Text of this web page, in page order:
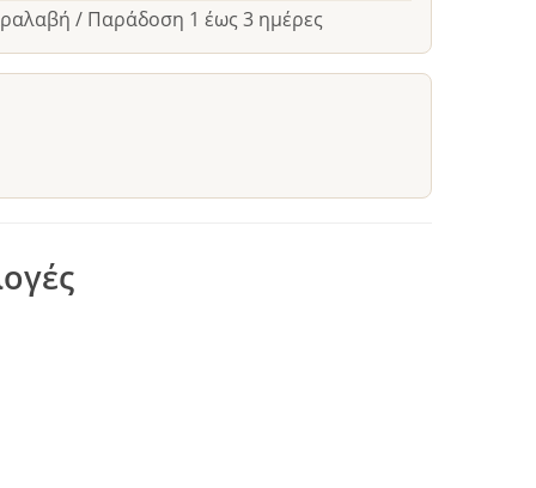
/ Παράδοση 1 έως 3 ημέρες